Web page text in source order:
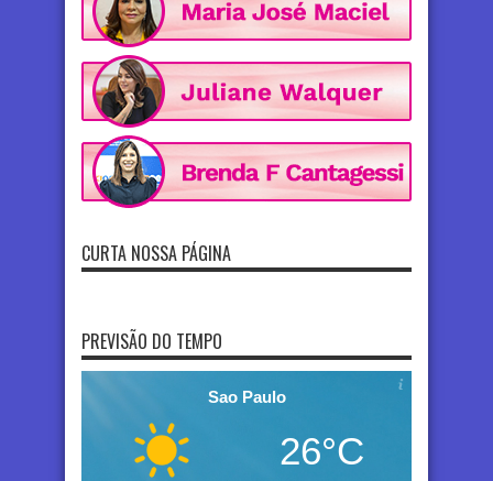
CURTA NOSSA PÁGINA
PREVISÃO DO TEMPO
Sao Paulo
26°C